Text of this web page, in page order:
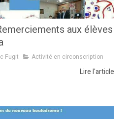
aux élèves
Fugit Activité en circonscription
Lire l'article